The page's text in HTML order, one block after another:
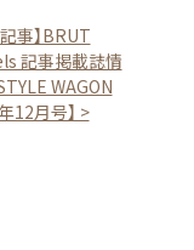
記事】BRUT
記事掲載誌情
STYLE WAGON
12月号】 >